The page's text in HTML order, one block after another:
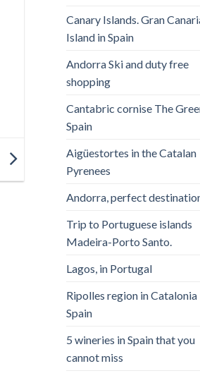
Canary Islands. Gran
Island in Spain
Andorra Ski and duty free
shopping
Cantabric cornise The
Spain
Aigüestortes in the Catalan
Pyrenees
Andorra, perfect
Trip to Portuguese islands
Madeira-Porto Santo.
Lagos, in Portugal
Ripolles region in Catalonia
Spain
5 wineries in Spain that you
cannot miss